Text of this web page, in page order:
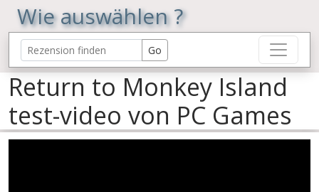
Wie auswählen ?
Return to Monkey Island
test-video von PC Games